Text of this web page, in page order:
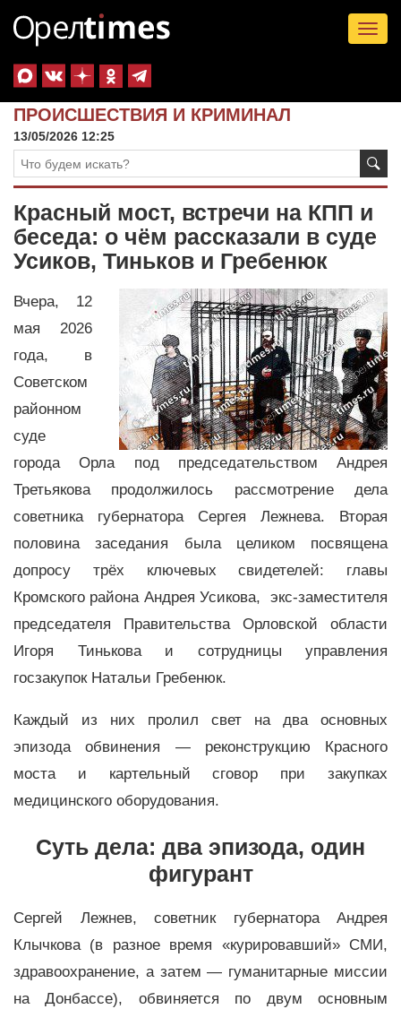
ПРОИСШЕСТВИЯ И КРИМИНАЛ
13/05/2026 12:25
Красный мост, встречи на КПП и
беседа: о чём рассказали в суде
Усиков, Тиньков и Гребенюк
Вчера, 12
мая 2026
года, в
Советском
районном
суде
города Орла под председательством Андрея
Третьякова продолжилось рассмотрение дела
советника губернатора Сергея Лежнева. Вторая
половина заседания была целиком посвящена
допросу трёх ключевых свидетелей: главы
Кромского района Андрея Усикова, экс-заместителя
председателя Правительства Орловской области
Игоря Тинькова и сотрудницы управления
госзакупок Натальи Гребенюк.
Каждый из них пролил свет на два основных
эпизода обвинения — реконструкцию Красного
моста и картельный сговор при закупках
медицинского оборудования.
Суть дела: два эпизода, один
фигурант
Сергей Лежнев, советник губернатора Андрея
Клычкова (в разное время «курировавший» СМИ,
здравоохранение, а затем — гуманитарные миссии
на Донбассе), обвиняется по двум основным